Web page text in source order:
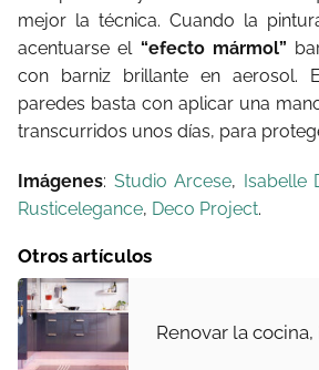
mejor la técnica. Cuando la
acentuarse el “efecto mármol”
con barniz brillante en aerosol.
paredes basta con aplicar una
transcurridos unos días, para
Imágenes: Studio Arcese, Isabelle
Rusticelegance, Deco Project.
Otros artículos
Renovar la cocina,